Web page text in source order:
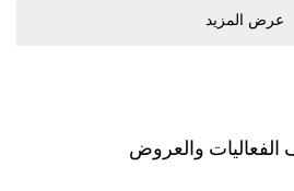
ﻋﺮﺽ اﻟﻤﺰﻳﺪ
ﻭاﻟﻌﺮﻭﺽ